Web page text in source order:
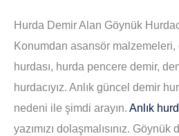
Hurda Demir Alan Göynük
Konumdan asansör malzemeleri,
hurdası, hurda pencere demir,
hurdacıyız. Anlık güncel demir
nedeni ile şimdi arayın. Anlık
yazımızı dolaşmalısınız.